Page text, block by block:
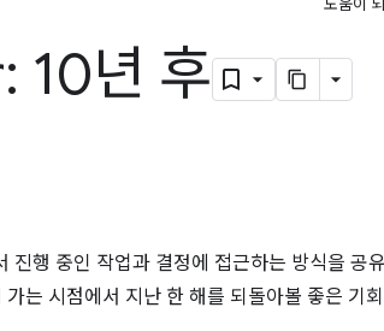
도움이
10년 후
행 중인 작업과 결정에 접근하는 방식을 공
는 시점에서 지난 한 해를 되돌아볼 좋은 기